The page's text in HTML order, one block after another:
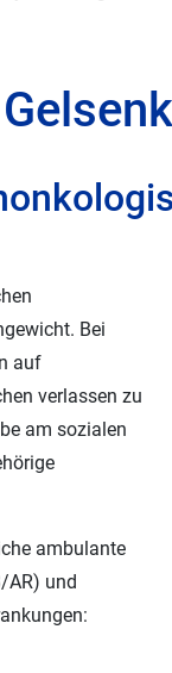
Bei
auf
verlassen zu
am sozialen
ambulante
AR) und